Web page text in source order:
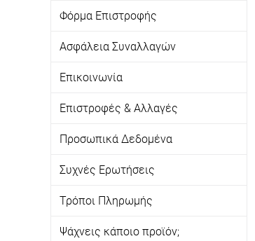
Φόρμα Επιστροφής
Ασφάλεια Συναλλαγών
Επικοινωνία
Επιστροφές & Αλλαγές
Προσωπικά Δεδομένα
Συχνές Ερωτήσεις
Τρόποι Πληρωμής
Ψάχνεις κάποιο προϊόν;